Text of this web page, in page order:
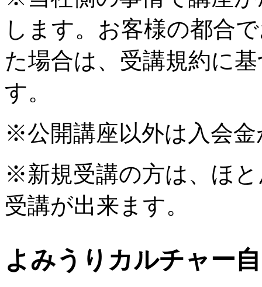
します。お客様の都合
た場合は、受講規約に
す。
※公開講座以外は入会
※新規受講の方は、ほ
受講が出来ます。
よみうりカルチャー